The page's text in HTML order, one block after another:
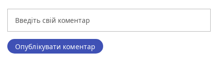
Опублікувати коментар